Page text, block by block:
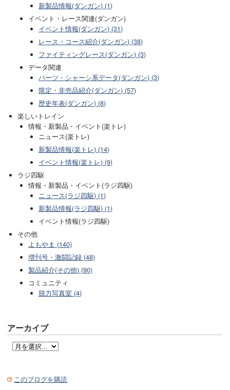
新製品情報(ダンガン) (1)
イベント・レース関連(ダンガン)
イベント情報(ダンガン) (31)
レース・コース紹介(ダンガン) (38)
ファイティングレース(ダンガン) (3)
データ関連
パーツ・シャーシ系データ(ダンガン) (3)
限定・非売品紹介(ダンガン) (57)
歴史年表(ダンガン) (8)
楽しいトレイン
情報・新製品・イベント(楽トレ)
ニュース(楽トレ)
新製品情報(楽トレ) (14)
イベント情報(楽トレ) (9)
ラジ四駆
情報・新製品・イベント(ラジ四駆)
ニュース(ラジ四駆) (1)
新製品情報(ラジ四駆) (1)
イベント情報(ラジ四駆)
その他
よもやま (140)
増刊号・激闘記録 (48)
製品紹介(その他) (90)
コミュニティ
脱力写真室 (4)
アーカイブ
このブログを購読